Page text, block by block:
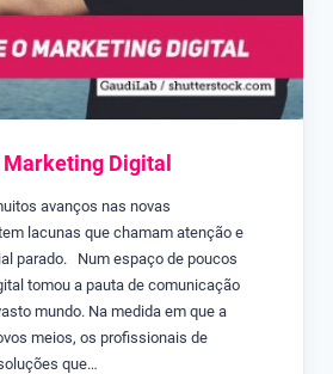
Marketing Digital
avanços nas novas
lacunas que chamam atenção e
parado. Num espaço de poucos
tomou a pauta de comunicação
mundo. Na medida em que a
meios, os profissionais de
que…